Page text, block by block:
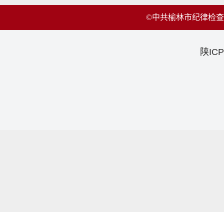
©中共榆林市纪律检
陕